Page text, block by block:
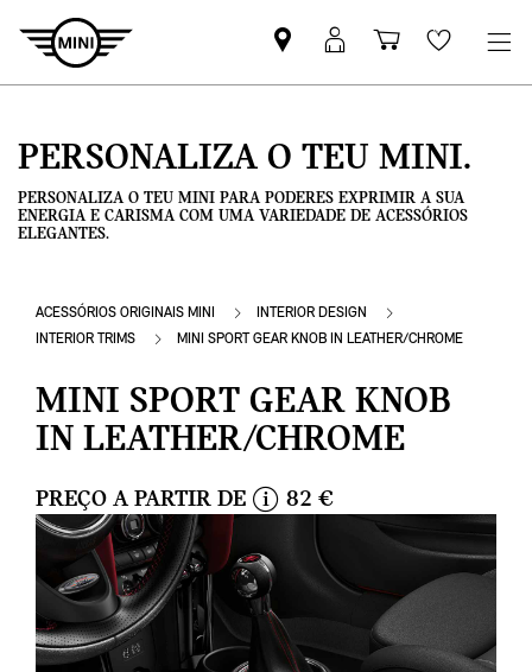
Pesquisar
parceiro
Iniciar
sessão
Carrinho
de
Wishlist
PERSONALIZA O TEU MINI.
PERSONALIZA O TEU MINI PARA PODERES EXPRIMIR A SUA
ENERGIA E CARISMA COM UMA VARIEDADE DE ACESSÓRIOS
ELEGANTES.
ACESSÓRIOS ORIGINAIS MINI
INTERIOR DESIGN
INTERIOR TRIMS
MINI SPORT GEAR KNOB IN LEATHER/CHROME
MINI SPORT GEAR KNOB
IN LEATHER/CHROME
PREÇO A PARTIR DE
n
f
o
82 €